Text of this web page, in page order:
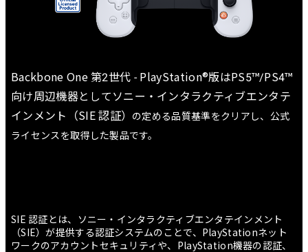
Backbone One 第2世代 - PlayStation®版はPS5™/PS4™
向け周辺機器としてソニー・インタラクティブエンタテ
インメント（SIE 認証） の定める品質基準をクリアし、公式
ライセンスを取得した製品です。
SIE 認証とは、ソニー・インタラクティブエンタテインメント
（SIE）が提供する認証システムのことで、PlayStationネット
ワークのアカウントセキュリティや、PlayStation機器の認証、